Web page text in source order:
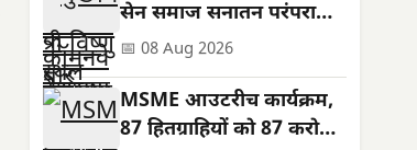
सेन समाज सनातन परंपराओं
और सामाजिक समरसता का
मजबूत आधार
📅 08 Aug 2026
MSME आउटरीच कार्यक्रम,
87 हितग्राहियों को 87 करोड़